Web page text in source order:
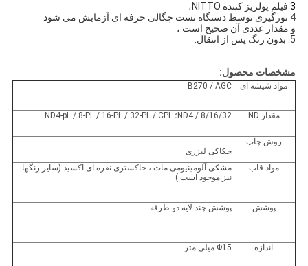
3 فیلم پولریز کننده NITTO
،
4
نورگیری توسط دستگاه تست چگالی حرفه ای آزمایش می شود
و مقدار عددی آن صحیح است ،
5
. بدون رنگ پس از انتقال.
مشخصات محصول:
مواد شیشه ای B270 / AGC
مقدار ND ND4 / 8/16/32؛ ND4-pL / 8-PL / 16-PL / 32-PL / CPL
روش چاپ
حکاکی لیزری
مواد قاب
مشکی آلومینیومی مات ، خاکستری نقره ای اکسید (سایر رنگها
نیز موجود است.)
پوشش پوشش چند لایه دو طرفه
اندازه Φ15 میلی متر